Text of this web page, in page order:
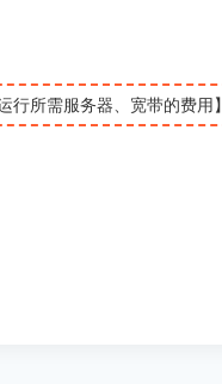
行所需服务器、宽带的费用】